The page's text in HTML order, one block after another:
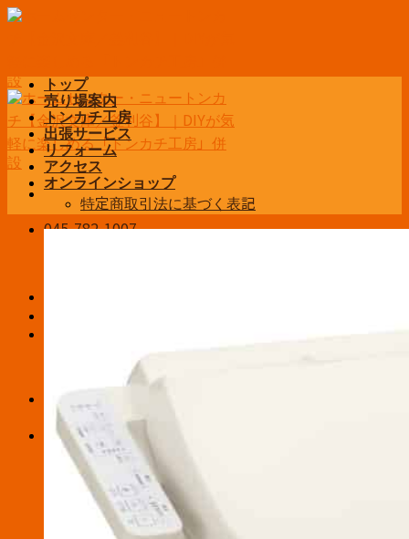
Skip
045-782-1007
お買い物カゴに商品がありません。
お買い物カゴ
お買い物カゴに商品がありません。
トップ
売り場案内
トンカチ工房
出張サービス
リフォーム
アクセス
オンラインショップ
特定商取引法に基づく表記